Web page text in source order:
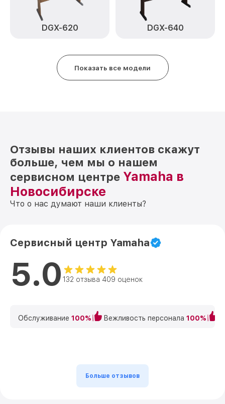
DGX-620 DGX-640
Показать все модели
Отзывы наших клиентов скажут
больше, чем мы о нашем
сервисном центре Yamaha в
Новосибирске
Что о нас думают наши клиенты?
Сервисный центр Yamaha
5.0 132 отзыва 409 оценок
Обслуживание 100% Вежливость персонала 100%
Больше отзывов